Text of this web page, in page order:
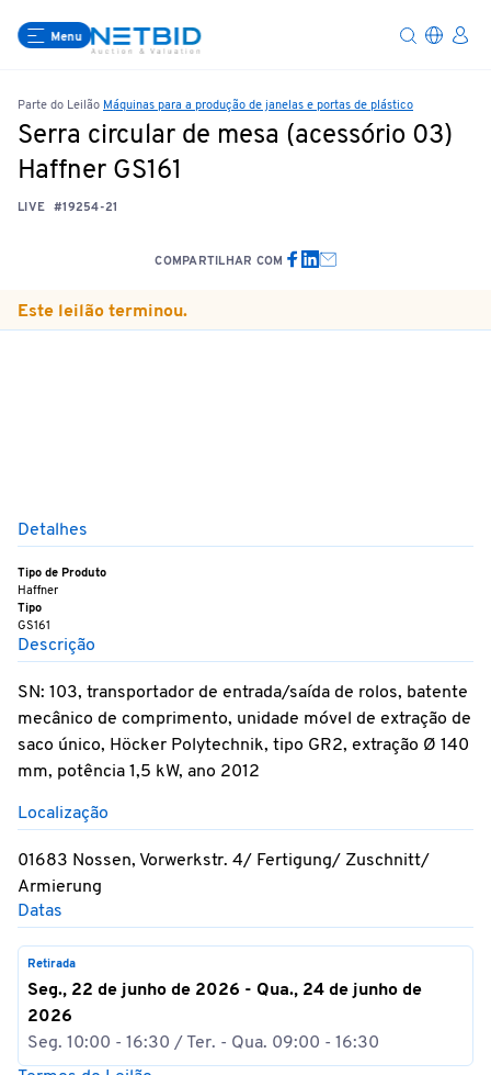
Menu
Parte do Leilão Máquinas para a produção de janelas e portas de plástico
Serra circular de mesa (acessório 03)
Haffner GS161
LIVE #19254-21
COMPARTILHAR COM
Este leilão terminou.
Detalhes
Tipo de Produto
Haffner
Tipo
GS161
Descrição
SN: 103, transportador de entrada/saída de rolos, batente
mecânico de comprimento, unidade móvel de extração de
saco único, Höcker Polytechnik, tipo GR2, extração Ø 140
mm, potência 1,5 kW, ano 2012
Localização
01683 Nossen, Vorwerkstr. 4/ Fertigung/ Zuschnitt/
Armierung
Datas
Retirada
Seg., 22 de junho de 2026 - Qua., 24 de junho de
2026
Seg. 10:00 - 16:30 / Ter. - Qua. 09:00 - 16:30